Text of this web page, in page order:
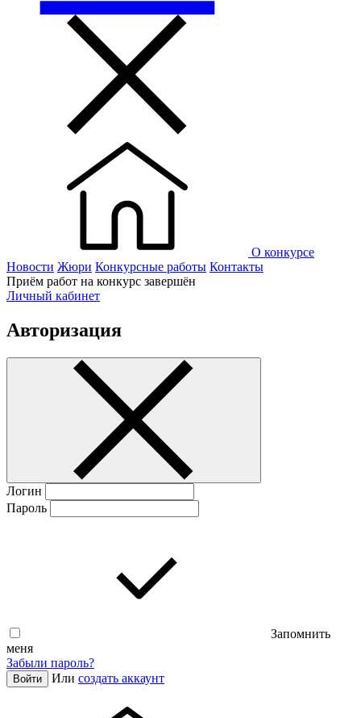
О конкурсе
Новости Жюри Конкурсные работы Контакты
Приём работ на конкурс завершён
Личный кабинет
Авторизация
Логин
Пароль
Запомнить
меня
Забыли пароль?
Войти Или создать аккаунт